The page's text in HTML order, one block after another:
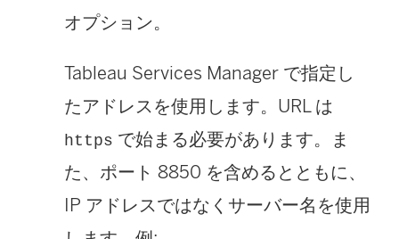
オプション。
Tableau Services Manager で指定し
たアドレスを使用します。URL は
https で始まる必要があります。ま
た、ポート 8850 を含めるとともに、
IP アドレスではなくサーバー名を使用